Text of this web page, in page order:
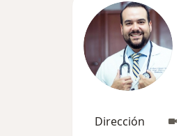
Dirección